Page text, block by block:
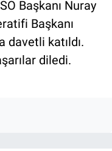
Başkanı Nuray
Başkanı
davetli katıldı.
diledi.